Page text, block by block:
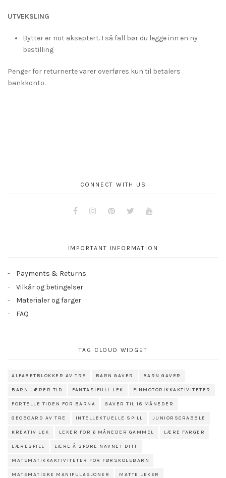
UTVEKSLING
Bytter er not akseptert. I så fall bør du legge inn en ny
bestilling
Penger for returnerte varer overføres kun til betalers
bankkonto.
CONNECT WITH US
FacebookInstagramPinterestTwitter
IMPORTANT INFORMATION
Payments & Returns
Vilkår og betingelser
Materialer og farger
FAQ
TAG CLOUD WIDGET
ALFABETBLOKKER AV TRE BARN GAVER BARN GAVER
BARN LÆRER TID FANTASIFULL LEK FINMOTORIKKAKTIVITETER
FORTELLE TIDEN FOR BARNA GAVER TIL 18 MÅNEDER
GEOBOARD AV TRE INTELLEKTUELLE SPILL JUNIORSCRABBLE
KREATIV LEK LEKER FOR 6 MÅNEDER GAMMEL LÆRE FARGER
LÆRESPILL LÆRE Å SPORE NAVNET DITT
MATEMATIKKAKTIVITETER FOR FØRSKOLEBARN
MATEMATISKE MANIPULASJONER MATTE LEKER